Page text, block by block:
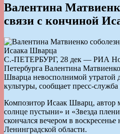
Валентина
связи с кончиной
С.-ПЕТЕРБУРГ, 28 дек — РИА
Петербурга Валентина
Шварца невосполнимой утратой
культуры, сообщает пресс-
Композитор Исаак Шварц, автор
солнце пустыни» и «Звезда
скончался вечером в
Ленинградской области.